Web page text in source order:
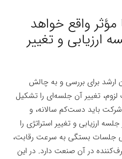
مؤثر واقع خواهد
ارزیابی و تغییر
ارشد برای بررسی و به چالش
تغییر آن جلسه‌ای را تشکیل
باید دست‌کم سالانه، و
جلسه ارزیابی و تغییر استراتژی را
جلسات بستگی به سرعت رقابت،
در آن صنعت دارد. در این